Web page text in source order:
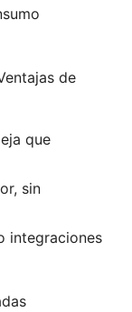
de
que
sin
integraciones